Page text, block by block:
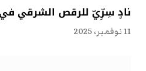
نادٍ سِرِّيّ للرقص الشرقي
11 نوفمبر، 2025